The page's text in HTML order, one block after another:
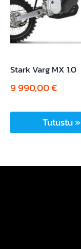
Stark Varg MX 1.0
9 990,00€
Tutustu »